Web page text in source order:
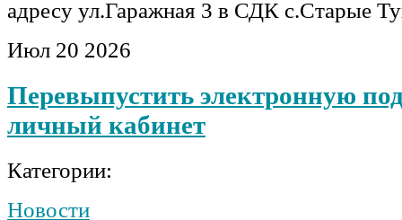
адресу ул.Гаражная 3 в СДК с.Старые
Июл 20 2026
Перевыпустить электронную
личный кабинет
Категории:
Новости